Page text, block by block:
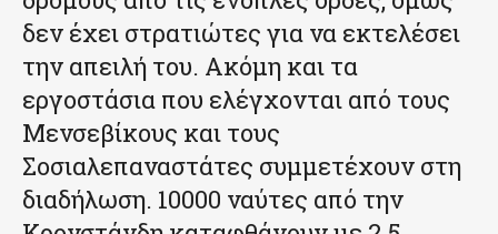
δεν έχει στρατιώτες για να εκτελέσει
την απειλή του. Ακόμη και τα
εργοστάσια που ελέγχονται από τους
Μενσεβίκους και τους
Σοσιαλεπαναστάτες συμμετέχουν στη
διαδήλωση. 10000 ναύτες από την